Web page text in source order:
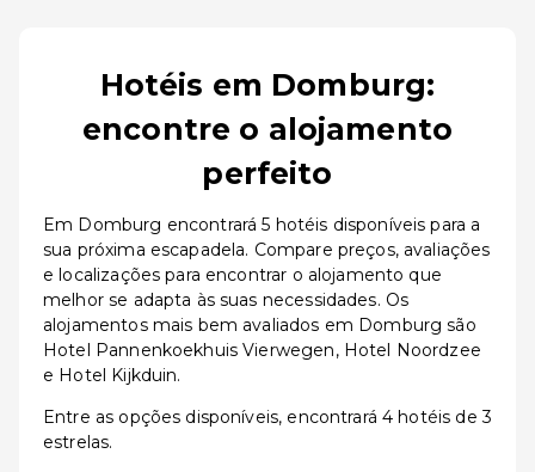
Hotéis em Domburg:
encontre o alojamento
perfeito
Em Domburg encontrará 5 hotéis disponíveis para a
sua próxima escapadela. Compare preços, avaliações
e localizações para encontrar o alojamento que
melhor se adapta às suas necessidades. Os
alojamentos mais bem avaliados em Domburg são
Hotel Pannenkoekhuis Vierwegen, Hotel Noordzee
e Hotel Kijkduin.
Entre as opções disponíveis, encontrará 4 hotéis de 3
estrelas.